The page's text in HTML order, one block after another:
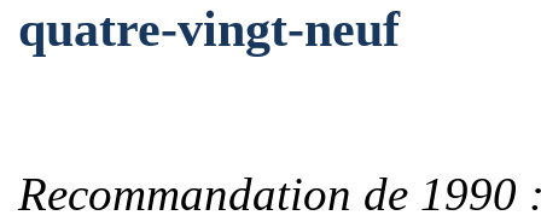
quatre-vingt-neuf
Recommandation de 1990